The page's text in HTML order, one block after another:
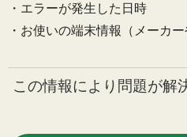
・エラーが発生した日時
・お使いの端末情報（メーカー
この情報により問題が解